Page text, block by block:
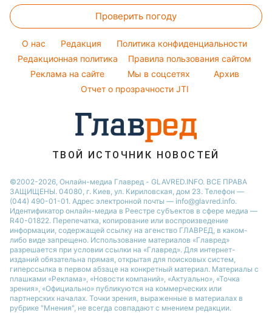
Виталий Козловский
Потап
Советы от Андре Тана
Новости Львова
Новости Сум
Новости Днепра
Новости Черкассы
Новости Тернополя
Новости Житомира
Новости Запорожья
Тесты по картинке
Оптические иллюзии
Народные приметы
Все о шоу-бизнесе
Проверить погоду
O нас Редакция
Политика конфиденциальности
Редакционная политика
Правила пользования сайтом
Реклама на сайте
Мы в соцсетях
Архив
Отчет о прозрачности JTI
ТВОЙ ИСТОЧНИК НОВОСТЕЙ
©2002-2026, Онлайн-медиа Главред - GLAVRED.INFO. ВСЕ ПРАВА
ЗАЩИЩЕНЫ. 04080, г. Киев, ул. Кириловская, дом 23. Телефон —
(044) 490-01-01. Адрес электронной почты — info@glavred.info.
Идентификатор онлайн-медиа в Реестре cубъектов в сфере медиа —
R40-01822. Перепечатка, копирование или воспроизведение
информации, содержащей ссылку на агенство ГЛАВРЕД, в каком-
либо виде запрещено. Использование материалов «Главред»
разрешается при условии ссылки на «Главред». Для интернет-
изданий обязательна прямая, открытая для поисковых систем,
гиперссылка в первом абзаце на конкретный материал. Материалы с
плашками «Реклама», «Новости компаний», «Актуально», «Точка
зрения», «Официально» публикуются на коммерческих или
партнерских началах. Точки зрения, выраженные в материалах в
рубрике "Мнения", не всегда совпадают с мнением редакции.